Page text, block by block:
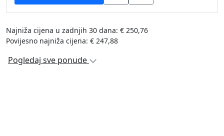
Najniža cijena u zadnjih 30 dana: € 250,76
Povijesno najniža cijena: € 247,88
Pogledaj sve ponude